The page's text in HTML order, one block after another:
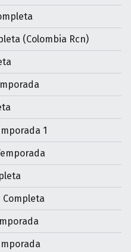
(Colombia Rcn)
1
Completa